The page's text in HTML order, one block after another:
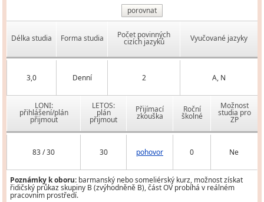
porovnat
Délka studia Forma studia Počet povinných
cizích jazyků Vyučované jazyky
3,0 Denní 2 A, N
LONI:
přihlášení/plán
přijmout
LETOS:
plán
přijmout
Přijímací
zkouška
Roční
školné
Možnost
studia pro
ZP
83 / 30 30 pohovor 0 Ne
Poznámky k oboru: barmanský nebo someliérský kurz, možnost získat
řidičský průkaz skupiny B (zvýhodněně B), část OV probíhá v reálném
pracovním prostředí.